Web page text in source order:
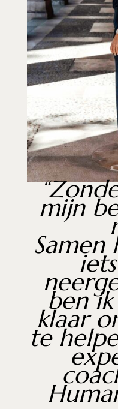
“
mijn
Samen
ben
klaar
te